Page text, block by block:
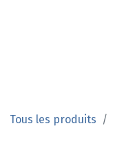
Tous les produits